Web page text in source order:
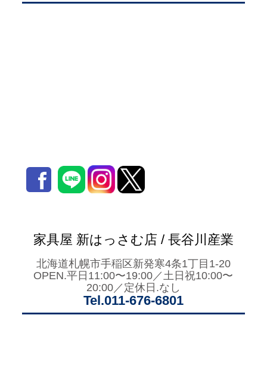
家具屋 新はっさむ店 / 長谷川産業
北海道札幌市手稲区新発寒4条1丁目1-20
OPEN.平日11:00〜19:00／土日祝10:00〜
20:00／定休日.なし
Tel.011-676-6801